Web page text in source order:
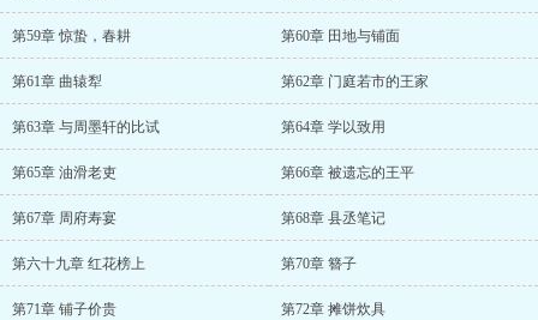
第59章 惊蛰，春耕 第60章 田地与铺面
第61章 曲辕犁 第62章 门庭若市的王家
第63章 与周墨轩的比试 第64章 学以致用
第65章 油滑老吏 第66章 被遗忘的王平
第67章 周府寿宴 第68章 县丞笔记
第六十九章 红花榜上 第70章 簪子
第71章 铺子价贵 第72章 摊饼炊具